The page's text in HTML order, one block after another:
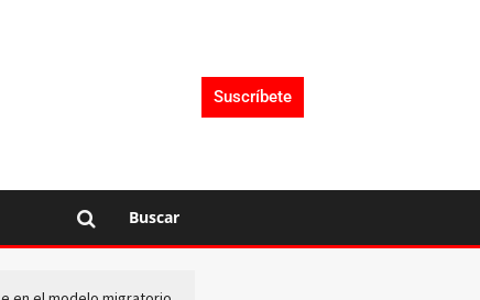
Suscríbete
Buscar